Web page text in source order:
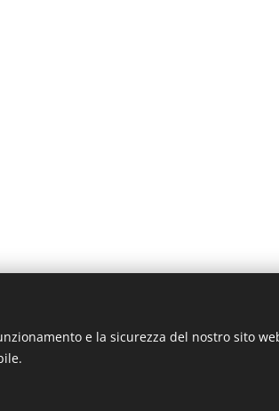
ST-GARAGE di Fabrizio Signorino sas - Via
e la sicurezza del nostro sito